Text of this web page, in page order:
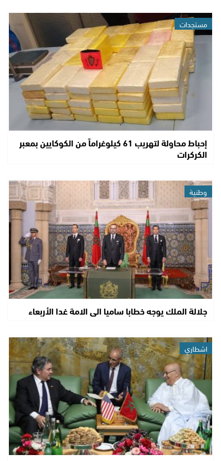
مستجدات
إحباط محاولة لتهريب 61 كيلوغراماً من الكوكايين بمعبر
الكركرات
وطنية
جلالة الملك يوجه خطابا ساميا الى الامة غدا الأربعاء
اشطاري